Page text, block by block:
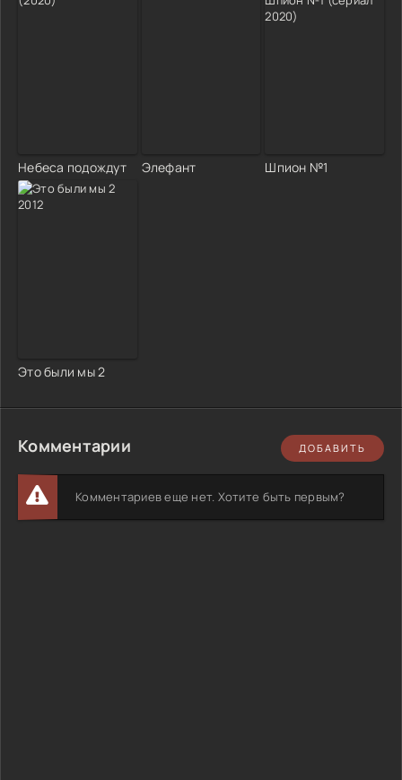
Небеса подождут Элефант Шпион №1
Это были мы 2
Комментарии ДОБАВИТЬ
Комментариев еще нет. Хотите быть первым?